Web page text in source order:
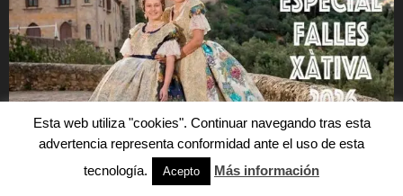
Esta web utiliza "cookies". Continuar navegando tras esta
advertencia representa conformidad ante el uso de esta
tecnología.
Acepto Más información